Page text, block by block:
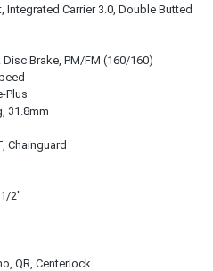
Carrier 3.0, Double Butted
Brake, PM/FM (160/160)
Plus
31.8mm
Chainguard
2"
QR, Centerlock